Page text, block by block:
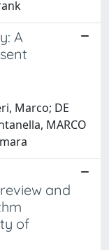
A
Marco; DE
MARCO
and
of